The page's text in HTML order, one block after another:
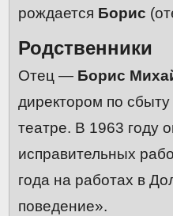
рождается Борис
Родственники
Отец — Борис
директором по
театре. В 1963 году
исправительных
года на работах в
поведение».